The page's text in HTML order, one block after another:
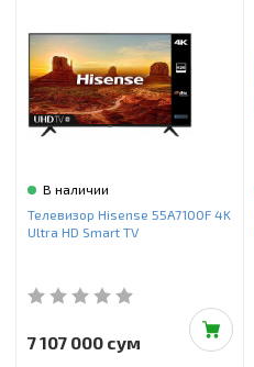
В наличии
Телевизор Hisense 55A7100F 4K
Ultra HD Smart TV
7 107 000 сум